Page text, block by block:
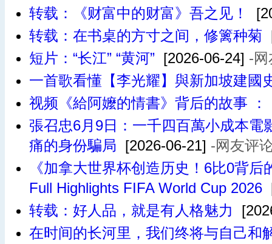
转载：《财富中的财富》吾之见！
转载：在书桌的方寸之间，修篱种菊
短片：“长江” “黄河” [2026-06-24] -
一首歌看懂【李光耀】與新加坡建國
视频《給阿嬤的情書》背后的故事 ：
張召忠6月9日：一千四百萬小成本
痛的身份騙局 [2026-06-21] -网友评
《加拿大世界杯创造历史！6比0背
Full Highlights FIFA World Cup 2026
转载：好人品，就是有人格魅力
在时间的长河里，我们终将与自己